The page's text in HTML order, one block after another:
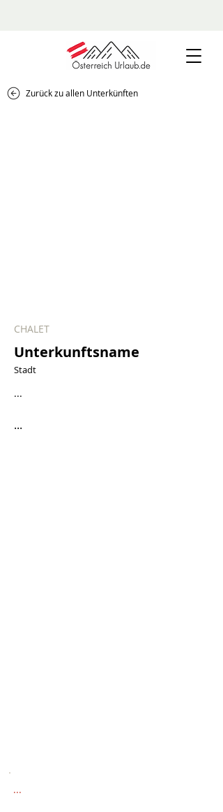
Zurück zu allen Unterkünften
CHALET
Unterkunftsname
Stadt
...
...
...